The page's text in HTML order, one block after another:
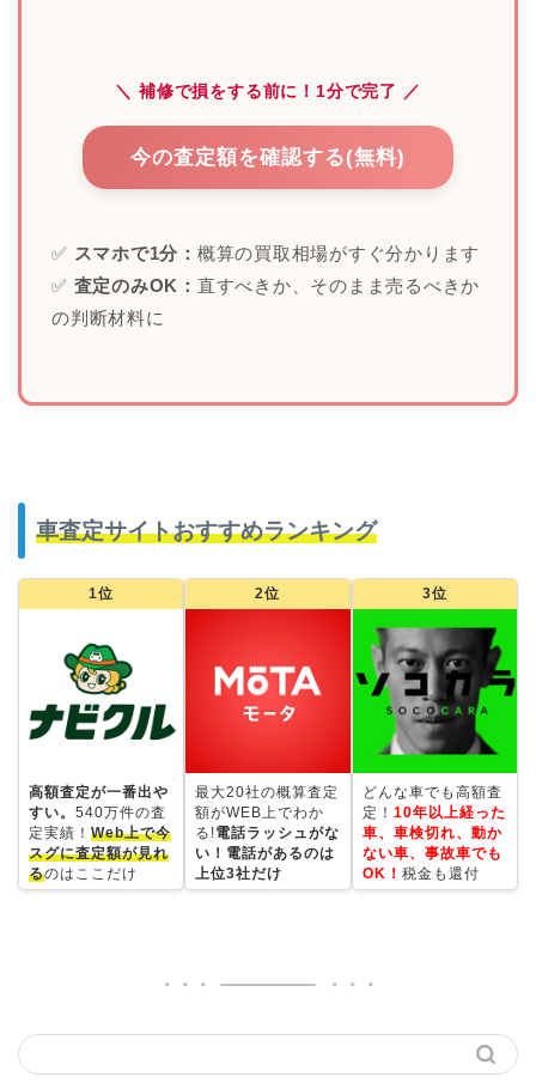
＼ 補修で損をする前に！1分で完了 ／
今の査定額を確認する(無料)
✅ スマホで1分： 概算の買取相場がすぐ分かります
✅ 査定のみOK： 直すべきか、そのまま売るべきか
の判断材料に
車査定サイトおすすめランキング
1位
高額査定が一番出や
すい。 540万件の査
定実績！ Web上で今
スグに査定額が見れ
るのはここだけ
2位
最大20社の概算査定
額がWEB上でわか
る!電話ラッシュがな
い！電話があるのは
上位3社だけ
3位
どんな車でも高額査
定！ 10年以上経った
車、車検切れ、動か
ない車、事故車でも
OK！ 税金も還付